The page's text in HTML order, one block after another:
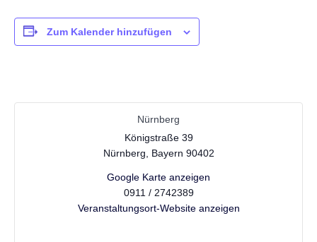
Zum Kalender hinzufügen
Nürnberg
Königstraße 39
Nürnberg
Bayern 90402
Google Karte anzeigen
0911 / 2742389
Veranstaltungsort-Website anzeigen